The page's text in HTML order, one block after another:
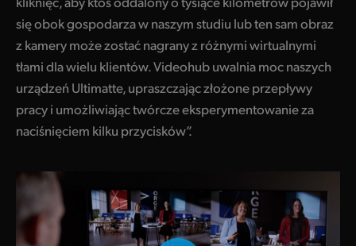
się obok gospodarza w naszym studiu lub ten sam obraz
z kamery może zostać nagrany z różnymi wirtualnymi
tłami dla wielu klientów. Videohub uwalnia moc naszych
urządzeń Ultimatte, upraszczając złożone przepływy
pracy i umożliwiając twórcze eksperymentowanie za
naciśnięciem kilku przycisków”.